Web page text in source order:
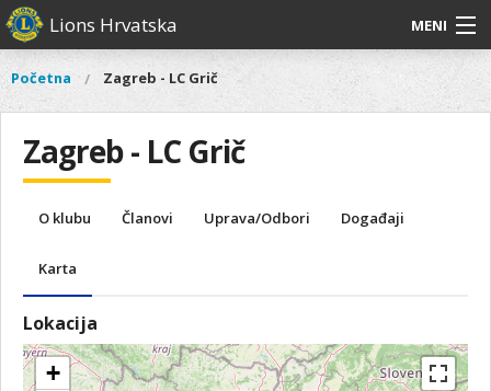
Skoči
na
sadržaj
Lions Hrvatska MENI
O nama
Naši projekti
Aktivnosti
Glavni
O
nama
Distrikt
126
Aktivnosti
Vi
ste
ovdje
Početna Zagreb - LC Grič
Zagreb - LC Grič
O klubu Članovi Uprava/Odbori Događaji
Karta
Lokacija
+